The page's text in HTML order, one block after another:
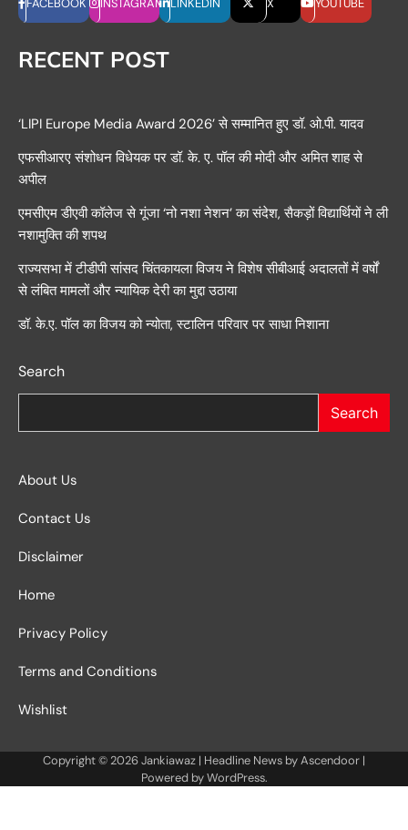
RECENT POST
‘LIPI Europe Media Award 2026’ से सम्मानित हुए डॉ. ओ.पी. यादव
एफसीआरए संशोधन विधेयक पर डॉ. के. ए. पॉल की मोदी और अमित शाह से
अपील
एमसीएम डीएवी कॉलेज से गूंजा ‘नो नशा नेशन’ का संदेश, सैकड़ों विद्यार्थियों ने ली
नशामुक्ति की शपथ
राज्यसभा में टीडीपी सांसद चिंतकायला विजय ने विशेष सीबीआई अदालतों में वर्षों
से लंबित मामलों और न्यायिक देरी का मुद्दा उठाया
डॉ. के.ए. पॉल का विजय को न्योता, स्टालिन परिवार पर साधा निशाना
Search
Search
About Us
Contact Us
Disclaimer
Home
Privacy Policy
Terms and Conditions
Wishlist
Copyright © 2026Jankiawaz | Headline News byAscendoor |
Powered byWordPress.